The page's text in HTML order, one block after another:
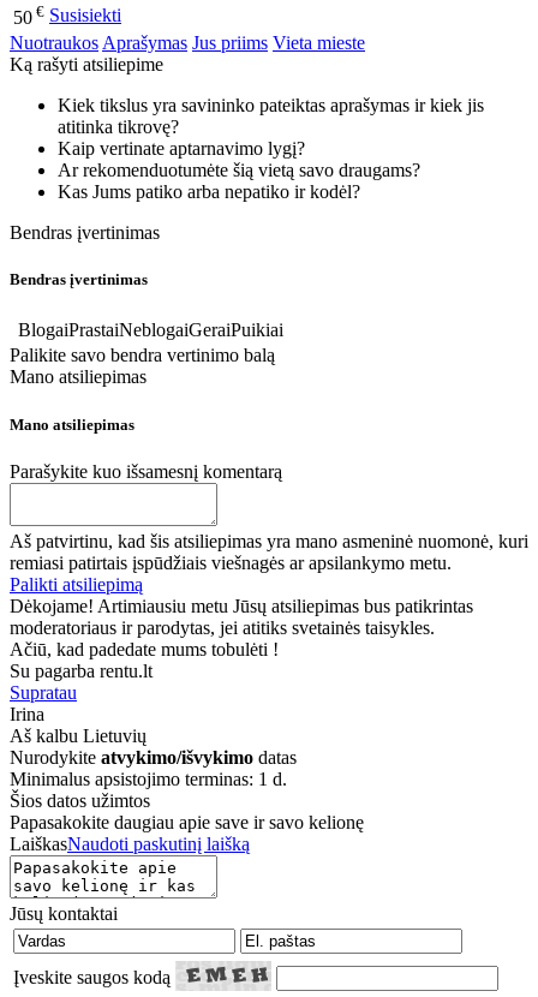
50 € Susisiekti
Nuotraukos Aprašymas Jus priims Vieta mieste
Ką rašyti atsiliepime
Kiek tikslus yra savininko pateiktas aprašymas ir kiek jis
atitinka tikrovę?
Kaip vertinate aptarnavimo lygį?
Ar rekomenduotumėte šią vietą savo draugams?
Kas Jums patiko arba nepatiko ir kodėl?
Bendras įvertinimas
Bendras įvertinimas
BlogaiPrastaiNeblogaiGeraiPuikiai
Palikite savo bendra vertinimo balą
Mano atsiliepimas
Mano atsiliepimas
Parašykite kuo išsamesnį komentarą
Aš patvirtinu, kad šis atsiliepimas yra mano asmeninė nuomonė, kuri
remiasi patirtais įspūdžiais viešnagės ar apsilankymo metu.
Palikti atsiliepimą
Dėkojame! Artimiausiu metu Jūsų atsiliepimas bus patikrintas
moderatoriaus ir parodytas, jei atitiks svetainės taisykles.
Ačiū, kad padedate mums tobulėti !
Su pagarba rentu.lt
Supratau
Irina
Aš kalbu Lietuvių
Nurodykite atvykimo/išvykimo datas
Minimalus apsistojimo terminas: 1 d.
Šios datos užimtos
Papasakokite daugiau apie save ir savo kelionę
LaiškasNaudoti paskutinį laišką
Jūsų kontaktai
Įveskite saugos kodą